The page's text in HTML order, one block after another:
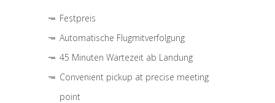
Festpreis
Automatische Flugmitverfolgung
45 Minuten Wartezeit ab Landung
Convenient pickup at precise meeting
point